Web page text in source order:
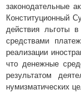
законодательные
Конституционный
действия льготы
средствами
реализации
что денежные
результатом
нумизматических